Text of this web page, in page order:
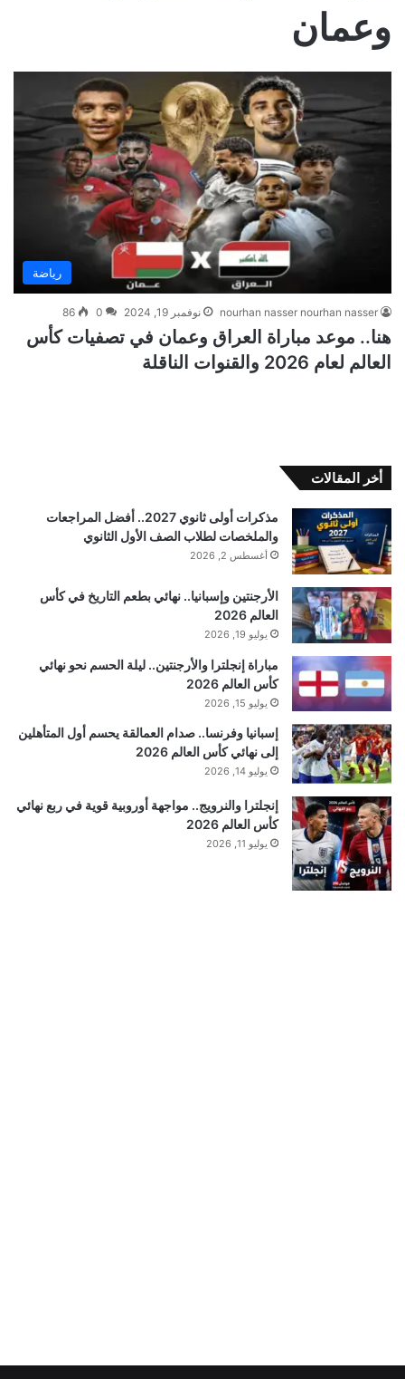
وعمان
رياضة
nourhan nasser nourhan nasser نوفمبر 19, 2024 0
86
هنا.. موعد مباراة العراق وعمان في تصفيات كأس
العالم لعام 2026 والقنوات الناقلة
أخر المقالات
مذكرات أولى ثانوي 2027.. أفضل المراجعات
والملخصات لطلاب الصف الأول الثانوي
أغسطس 2, 2026
الأرجنتين وإسبانيا.. نهائي بطعم التاريخ في كأس
العالم 2026
يوليو 19, 2026
مباراة إنجلترا والأرجنتين.. ليلة الحسم نحو نهائي
كأس العالم 2026
يوليو 15, 2026
إسبانيا وفرنسا.. صدام العمالقة يحسم أول المتأهلين
إلى نهائي كأس العالم 2026
يوليو 14, 2026
إنجلترا والنرويج.. مواجهة أوروبية قوية في ربع نهائي
كأس العالم 2026
يوليو 11, 2026